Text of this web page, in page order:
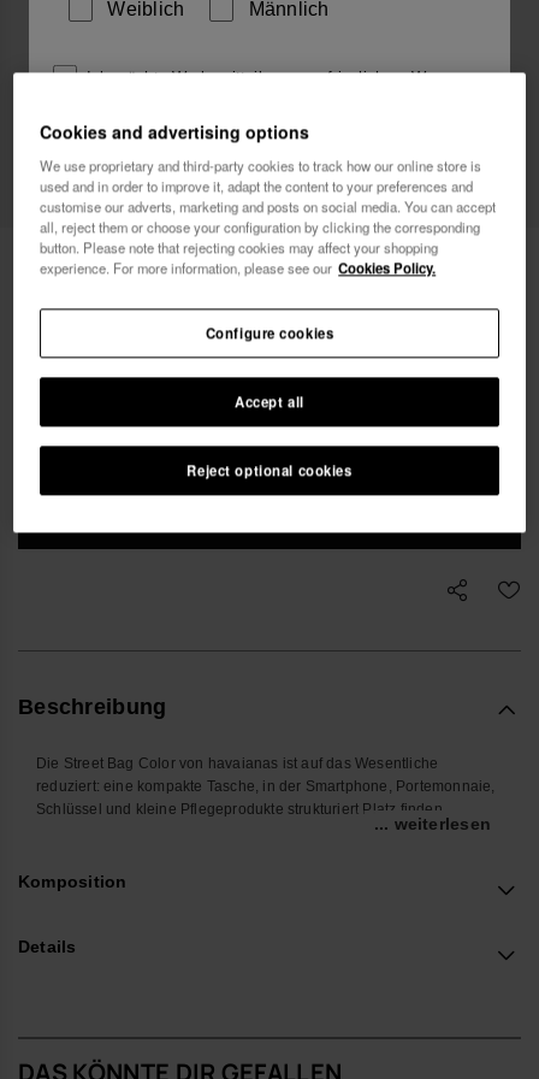
Havaianas Straße Tasche II
Gratis-Versand. Die letzten 48 Std.!
Beschreibung
Die Street Bag Color von havaianas ist auf das Wesentliche
reduziert: eine kompakte Tasche, in der Smartphone, Portemonnaie,
Schlüssel und kleine Pflegeprodukte strukturiert Platz finden.
Treffen mit Freunden. Dank des verstellbaren Gurts trägst du sie
verstaut bleiben.
... weiterlesen
Komposition
Details
DAS KÖNNTE DIR GEFALLEN
Weiblich Männlich
Ich möchte Werbemitteilungen auf jeglichem Wege
und akzeptiert.
Ich möchte 10% Rabatt
Cookies and advertising options
We use proprietary and third-party cookies to track how our online store is
used and in order to improve it, adapt the content to your preferences and
customise our adverts, marketing and posts on social media. You can accept
all, reject them or choose your configuration by clicking the corresponding
button. Please note that rejecting cookies may affect your shopping
experience. For more information, please see our Cookies Policy.
Reject optional cookies
Accept all
Configure cookies